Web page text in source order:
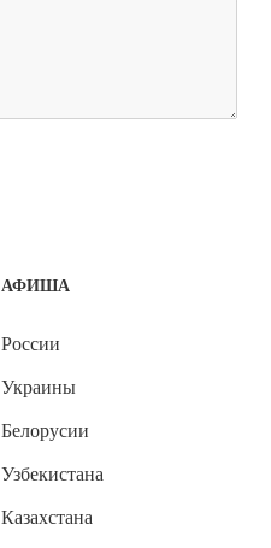
АФИША
России
Украины
Белорусии
Узбекистана
Казахстана